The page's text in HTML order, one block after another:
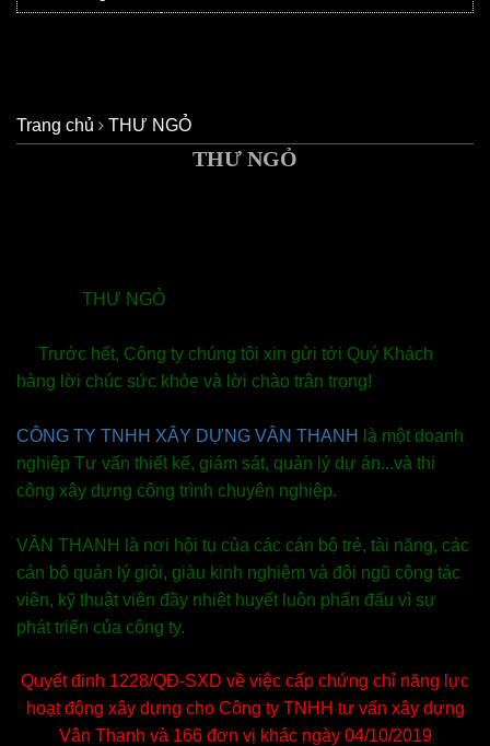
Trang chủ THƯ NGỎ
THƯ NGỎ
THƯ NGỎ
Trước hết, Công ty chúng tôi xin gửi tới Quý Khách
hàng lời chúc sức khỏe và lời chào trân trọng!
CÔNG TY TNHH XÂY DỰNG VÂN THANH
là một doanh
nghiệp Tư vấn thiết kế, giám sát, quản lý dự án...và thi
công xây dựng công trình chuyên nghiệp.
VÂN THANH là nơi hội tụ của các cán bộ trẻ, tài năng, các
cán bộ quản lý giỏi, giàu kinh nghiệm và đội ngũ cộng tác
viên, kỹ thuật viên đầy nhiệt huyết luôn phấn đấu vì sự
phát triển của công ty.
Quyết đinh 1228/QĐ-SXD về việc cấp chứng chỉ năng lực
hoạt động xây dựng cho Công ty TNHH tư vấn xây dựng
Vân Thanh và 166 đơn vị khác ngày 04/10/2019